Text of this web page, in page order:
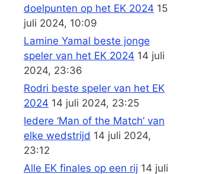
doelpunten op het EK 2024 15
juli 2024, 10:09
Lamine Yamal beste jonge
speler van het EK 2024 14 juli
2024, 23:36
Rodri beste speler van het EK
2024 14 juli 2024, 23:25
Iedere ‘Man of the Match’ van
elke wedstrijd 14 juli 2024,
23:12
Alle EK finales op een rij 14 juli